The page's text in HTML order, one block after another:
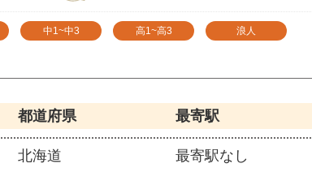
中1~中3 高1~高3 浪人
都道府県 最寄駅
北海道 最寄駅なし